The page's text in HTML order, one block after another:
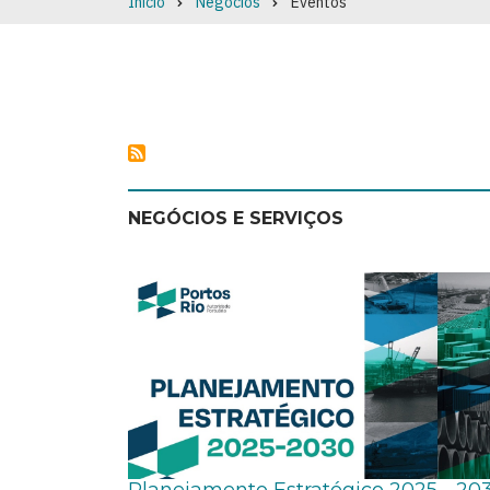
Breadcrumb
NEGÓCIOS E SERVIÇOS